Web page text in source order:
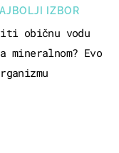
IZBOR
običnu vodu
mineralnom? Evo